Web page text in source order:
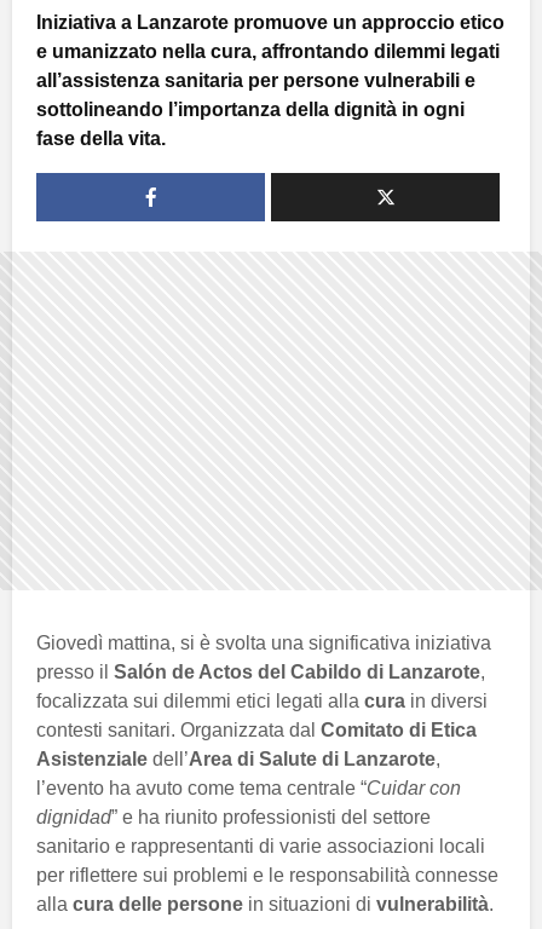
Iniziativa a Lanzarote promuove un approccio etico
e umanizzato nella cura, affrontando dilemmi legati
all’assistenza sanitaria per persone vulnerabili e
sottolineando l’importanza della dignità in ogni
fase della vita.
Giovedì mattina, si è svolta una significativa iniziativa
presso il Salón de Actos del Cabildo di Lanzarote,
focalizzata sui dilemmi etici legati alla cura in diversi
contesti sanitari. Organizzata dal Comitato di Etica
Asistenziale dell’Area di Salute di Lanzarote,
l’evento ha avuto come tema centrale “Cuidar con
dignidad” e ha riunito professionisti del settore
sanitario e rappresentanti di varie associazioni locali
per riflettere sui problemi e le responsabilità connesse
alla cura delle persone in situazioni di vulnerabilità.